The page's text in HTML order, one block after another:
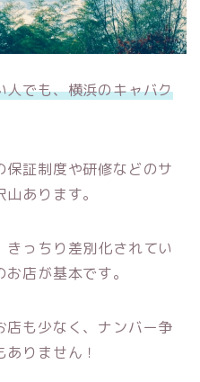
人でも、横浜のキャバク
証制度や研修などのサ
あります。
きっちり差別化されてい
店が基本です。
店も少なく、ナンバー争
りません！